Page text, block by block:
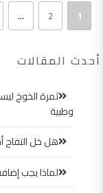
1
2
…
أحدث المقالات
ثمرة الخوخ
وطبية
هل خل التفاح
لماذا يجب